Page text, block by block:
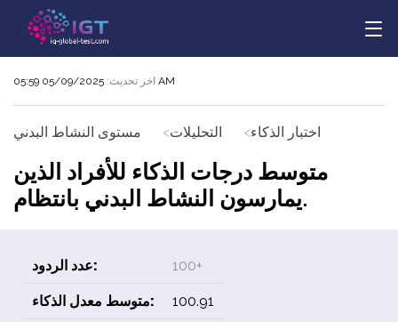
اخر تحديث: 05/09/2025 05:59 AM
اختبار الذكاء التحليلات مستوى النشاط البدني
متوسط درجات الذكاء للأفراد الذين
يمارسون النشاط البدني بانتظام.
عدد الردود: 100+
متوسط ​​معدل الذكاء: 100.91